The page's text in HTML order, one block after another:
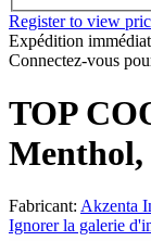
Register to view
Expédition
Connectez-vous
TOP
Menthol,
Fabricant: Akzenta
Ignorer la galerie